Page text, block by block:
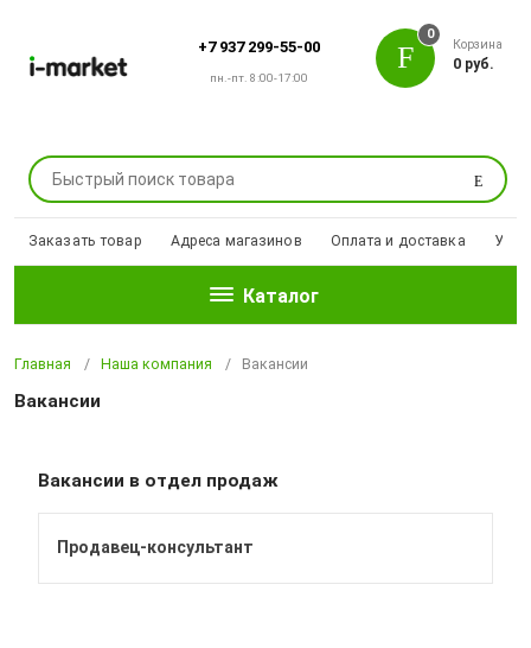
+7 937 299-55-00
пн.-пт. 8:00-17:00
Поиск
0
Корзина
0 руб.
Заказать товар Адреса магазинов Оплата и доставка
Каталог
Главная Наша компания Вакансии
Вакансии
Вакансии в отдел продаж
Продавец-консультант